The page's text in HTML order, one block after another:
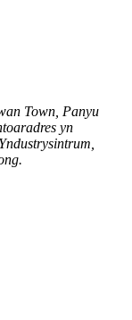
Town, Panyu
yn